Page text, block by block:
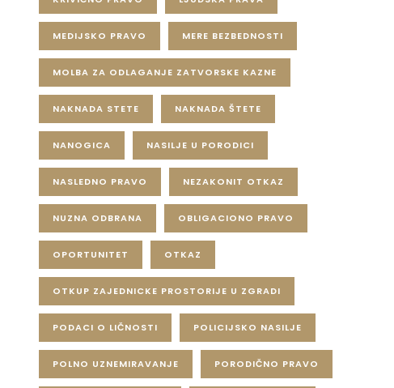
MEDIJSKO PRAVO MERE BEZBEDNOSTI
MOLBA ZA ODLAGANJE ZATVORSKE KAZNE
NAKNADA STETE NAKNADA ŠTETE
NANOGICA NASILJE U PORODICI
NASLEDNO PRAVO NEZAKONIT OTKAZ
NUZNA ODBRANA OBLIGACIONO PRAVO
OPORTUNITET OTKAZ
OTKUP ZAJEDNICKE PROSTORIJE U ZGRADI
PODACI O LIČNOSTI POLICIJSKO NASILJE
POLNO UZNEMIRAVANJE PORODIČNO PRAVO